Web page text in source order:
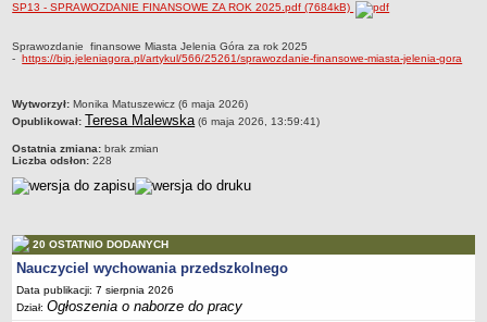
ZARZĄDZENIA
PRZETARGI
2018
2019
2023
2024
2025
SP13 - SPRAWOZDANIE FINANSOWE ZA ROK 2025.pdf (7684kB)
Sprawozdanie finansowe Miasta Jelenia Góra za rok 2025
-https://bip.jeleniagora.pl/artykul/566/25261/sprawozdanie-finansowe-miasta-jelenia-gora
metryczka
Wytworzył: Monika Matuszewicz (6 maja 2026)
Opublikował: Teresa Malewska(6 maja 2026, 13:59:41)
Ostatnia zmiana: brak zmian
Liczba odsłon: 228
20 OSTATNIO DODANYCH
Nauczyciel wychowania przedszkolnego
Data publikacji: 7 sierpnia 2026
Dział:Ogłoszenia o naborze do pracy